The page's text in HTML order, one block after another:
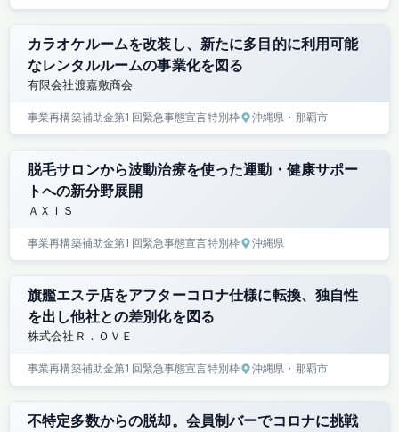
カラオケルームを改装し、新たに多目的に利用可能
なレンタルルームの事業化を図る
有限会社渡嘉敷商会
事業再構築補助金第1回緊急事態宣言特別枠 沖縄県 ・那覇市
脱毛サロンから波動治療を使った運動・健康サポー
トへの新分野展開
ＡＸＩＳ
事業再構築補助金第1回緊急事態宣言特別枠 沖縄県
旗艦エステ店をアフターコロナ仕様に転換、独自性
を出し他社との差別化を図る
株式会社Ｒ．ＯＶＥ
事業再構築補助金第1回緊急事態宣言特別枠 沖縄県 ・那覇市
不特定多数からの脱却。会員制バーでコロナに挑戦